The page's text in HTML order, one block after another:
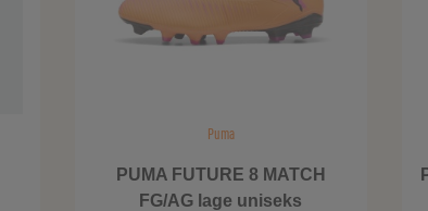
Puma
PUMA FUTURE 8 MATCH
FG/AG lage uniseks